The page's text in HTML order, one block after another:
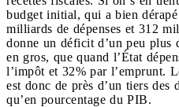
budget initial, qui a bien
milliards de dépenses et 312
donne un déficit d’un peu
en gros, que quand l’État
l’impôt et 32% par l’emprunt.
est donc de près d’un tiers des
qu’en pourcentage du PIB.